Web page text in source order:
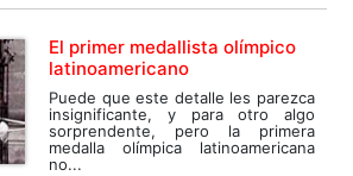
El primer medallista olímpico
latinoamericano
Puede que este detalle les parezca
insignificante, y para otro algo
sorprendente, pero la primera
medalla olímpica latinoamericana
no...